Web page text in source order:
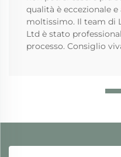
qualità è eccezionale
moltissimo. Il team di
Ltd è stato
processo. Consiglio